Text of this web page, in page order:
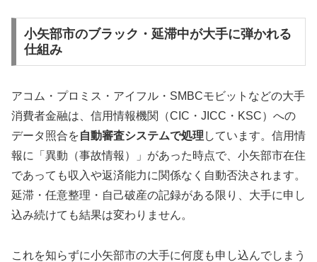
小矢部市のブラック・延滞中が大手に弾かれる
仕組み
アコム・プロミス・アイフル・SMBCモビットなどの大手
消費者金融は、信用情報機関（CIC・JICC・KSC）への
データ照合を自動審査システムで処理 しています。信用情
報に「異動（事故情報）」があった時点で、小矢部市在住
であっても収入や返済能力に関係なく自動否決されます。
延滞・任意整理・自己破産の記録がある限り、大手に申し
込み続けても結果は変わりません。
これを知らずに小矢部市の大手に何度も申し込んでしまう